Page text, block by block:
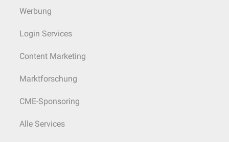
Werbung
Login Services
Content Marketing
Marktforschung
CME-Sponsoring
Alle Services